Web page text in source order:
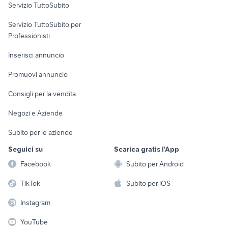
Informatica
Console e
Fotografia
Telefonia
Biciclette
Servizio TuttoSubito
Servizio TuttoSubito per
Professionisti
Inserisci annuncio
Promuovi annuncio
Consigli per la vendita
Negozi e Aziende
Subito per le aziende
Seguici su
Facebook
TikTok
Instagram
YouTube
Scarica gratis l'App
Subito per Android
Subito per iOS